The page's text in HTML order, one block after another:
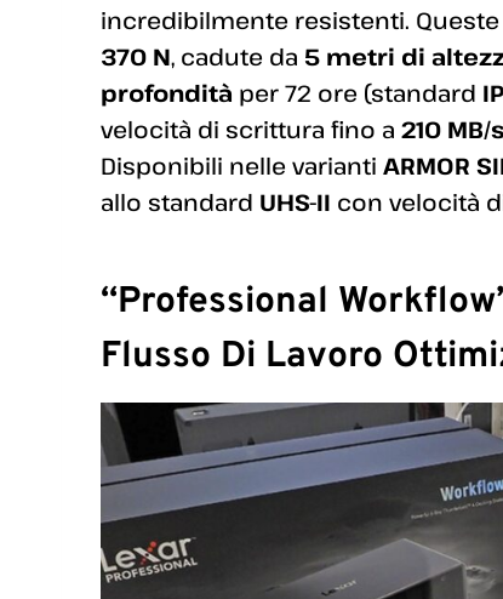
incredibilmente resistenti.
370 N, cadute da 5 metri di
profondità per 72 ore (standard
velocità di scrittura fino a 210 MB/s
Disponibili nelle varianti ARMOR
allo standard UHS-II con velocità
“Professional
Flusso Di Lavoro